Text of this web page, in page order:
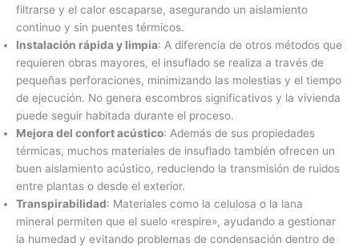
filtrarse y el calor escaparse, asegurando un aislamiento
continuo y sin puentes térmicos.
Instalación rápida y limpia: A diferencia de otros métodos que
requieren obras mayores, el insuflado se realiza a través de
pequeñas perforaciones, minimizando las molestias y el tiempo
de ejecución. No genera escombros significativos y la vivienda
puede seguir habitada durante el proceso.
Mejora del confort acústico: Además de sus propiedades
térmicas, muchos materiales de insuflado también ofrecen un
buen aislamiento acústico, reduciendo la transmisión de ruidos
entre plantas o desde el exterior.
Transpirabilidad: Materiales como la celulosa o la lana
mineral permiten que el suelo «respire», ayudando a gestionar
la humedad y evitando problemas de condensación dentro de